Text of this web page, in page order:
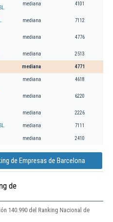
mediana 4101
mediana 7112
mediana 4776
mediana 2513
mediana 4771
mediana 4618
mediana 6220
mediana 2226
mediana 7111
mediana 2410
de Empresas de Barcelona
de
140.990 del Ranking Nacional de